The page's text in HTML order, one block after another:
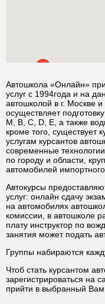
Автошкола «Онлайн»
услуг с 1994года и на
автошколой в г. Москве
осуществляет
М, B, C, D, E, а также
кроме того, существует
услугам курсантов
современные
по городу и области,
автомобилей импортного
Автокурсы
услуг: онлайн сдачу
на автомобилях
комиссии, в автошколе
плату инструктор по
занятия может подать
Группы набираются
Чтоб стать курсантом
зарегистрироваться на
прийти в выбранный